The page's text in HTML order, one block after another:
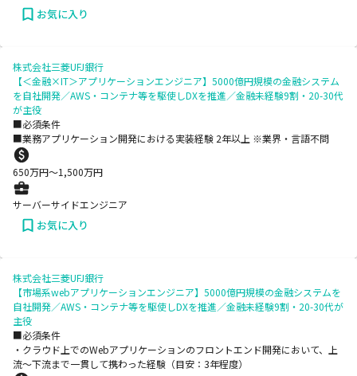
お気に入り
株式会社三菱UFJ銀行
【＜金融×IT＞アプリケーションエンジニア】5000億円規模の金融システム
を自社開発／AWS・コンテナ等を駆使しDXを推進／金融未経験9割・20-30代
が主役
■必須条件
■業務アプリケーション開発における実装経験 2年以上 ※業界・言語不問
650万円〜1,500万円
サーバーサイドエンジニア
お気に入り
株式会社三菱UFJ銀行
【市場系webアプリケーションエンジニア】5000億円規模の金融システムを
自社開発／AWS・コンテナ等を駆使しDXを推進／金融未経験9割・20-30代が
主役
■必須条件
・クラウド上でのWebアプリケーションのフロントエンド開発において、上
流～下流まで一貫して携わった経験（目安：3年程度）